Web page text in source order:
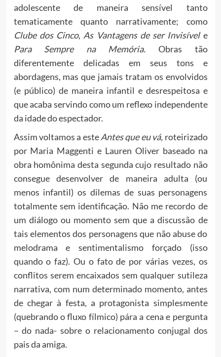
adolescente de maneira sensível tanto
tematicamente quanto narrativamente; como
Clube dos Cinco, As Vantagens de ser Invisívele
Para Sempre na Memória. Obras tão
diferentemente delicadas em seus tons e
abordagens, mas que jamais tratam os envolvidos
(e público) de maneira infantil e desrespeitosa e
que acaba servindo como um reflexo independente
da idade do espectador.
Assim voltamos a esteAntes que eu vá, roteirizado
por Maria Maggenti e Lauren Oliver baseado na
obra homônima desta segunda cujo resultado não
consegue desenvolver de maneira adulta (ou
menos infantil) os dilemas de suas personagens
totalmente sem identificação. Não me recordo de
um diálogo ou momento sem que a discussão de
tais elementos dos personagens que não abuse do
melodrama e sentimentalismo forçado (isso
quando o faz). Ou o fato de por várias vezes, os
conflitos serem encaixados sem qualquer sutileza
narrativa, com num determinado momento, antes
de chegar à festa, a protagonista simplesmente
(quebrando o fluxo fílmico) pára a cena e pergunta
– do nada- sobre o relacionamento conjugal dos
pais da amiga.